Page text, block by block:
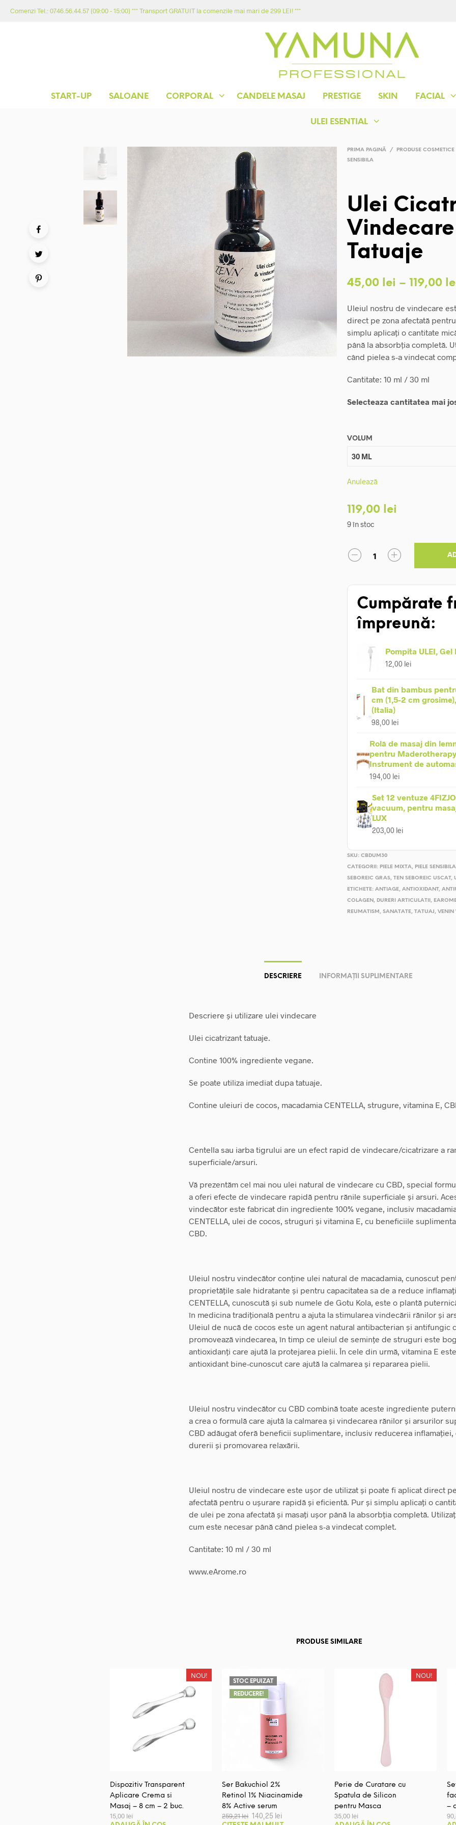
Comenzi Tel.: 0746.56.44.57 (09:00 - 15:00) *** Transport GRATUIT la comenzile mai mari de 299 LEI! ***
ACASA MAGAZIN YAMUNA
START-UP SALOANE CORPORAL CANDELE MASAJ PRESTIGE SKIN FACIAL
ULEI ESENTIAL
PRIMA PAGINĂ / PRODUSE COSMETICE
SENSIBILA
Ulei
Tatuaje
45,00 lei – 119,00
Uleiul nostru de vindecare
direct pe zona afectată
simplu aplicați o cantitate
până la absorbția completă.
când pielea s-a vindecat
Cantitate: 10 ml / 30 ml
Selecteaza cantitatea mai
VOLUM
Anulează
119,00 lei
9 în stoc
Cumpărate
împreună:
Pompita ULEI, Gel
12,00 lei
Bat din bambus
cm (1,5-2 cm
(Italia)
98,00 lei
Rolă de masaj din
pentru
Instrument de
194,00 lei
Set 12 ventuze
vacuum, pentru
LUX
203,00 lei
SKU: CBDUM30
CATEGORII: PIELE MIXTA, PIELE SENSIBILA
SEBOREIC GRAS, TEN SEBOREIC USCAT,
ETICHETE: ANTIAGE, ANTIOXIDANT,
COLAGEN , DURERI ARTICULATII ,
REUMATISM , SANATATE, TATUAJ, VENIN
DESCRIERE INFORMAȚII SUPLIMENTARE
Descriere și utilizare ulei vindecare
Ulei cicatrizant tatuaje.
Contine 100% ingrediente vegane.
Se poate utiliza imediat dupa tatuaje.
Contine uleiuri de cocos, macadamia CENTELLA, strugure, vitamina E,
Centella sau iarba tigrului are un efect rapid de vindecare/cicatrizare a
superficiale/arsuri.
Vă prezentăm cel mai nou ulei natural de vindecare cu CBD, special
a oferi efecte de vindecare rapidă pentru rănile superficiale și arsuri.
vindecător este fabricat din ingrediente 100% vegane, inclusiv
CENTELLA, ulei de cocos, struguri și vitamina E, cu beneficiile
CBD.
Uleiul nostru vindecător conține ulei natural de macadamia, cunoscut
proprietățile sale hidratante și pentru capacitatea sa de a reduce
CENTELLA, cunoscută și sub numele de Gotu Kola, este o plantă
în medicina tradițională pentru a ajuta la stimularea vindecării rănilor și
Uleiul de nucă de cocos este un agent natural antibacterian și antifungic
promovează vindecarea, în timp ce uleiul de semințe de struguri este
antioxidanți care ajută la protejarea pielii. În cele din urmă, vitamina E
antioxidant bine-cunoscut care ajută la calmarea și repararea pielii.
Uleiul nostru vindecător cu CBD combină toate aceste ingrediente
a crea o formulă care ajută la calmarea și vindecarea rănilor și arsurilor
CBD adăugat oferă beneficii suplimentare, inclusiv reducerea inflamației,
durerii și promovarea relaxării.
Uleiul nostru de vindecare este ușor de utilizat și poate fi aplicat direct
afectată pentru o ușurare rapidă și eficientă. Pur și simplu aplicați o
de ulei pe zona afectată și masați ușor până la absorbția completă.
cum este necesar până când pielea s-a vindecat complet.
Cantitate: 10 ml / 30 ml
www.eArome.ro
PRODUSE SIMILARE
NOU!
Dispozitiv Transparent
Aplicare Crema si
Masaj – 8 cm – 2 buc.
15,00 lei
REDUCERE!
STOC EPUIZAT
Ser Bakuchiol 2%
Retinol 1% Niacinamide
8% Active serum
259,21lei Prețul
inițial
140,25 lei
curent
NOU!
Perie de Curatare cu
Spatula de Silicon
pentru Masca
35,00 lei
–